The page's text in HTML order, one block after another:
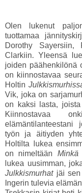
Olen lukenut
tuottamaa
Dorothy Sayersiin,
Clarkiin. Yleensä
joiden päähenkilönä
on kiinnostavaa
Holtin
Vik, joka on
on kaksi lasta,
Kiinnostavaa
elämäntilanteestani
työn ja äitiyden
Holtilta lukea
on nimeltään Minkä
lukea uusimman,
Julkkismurhatjäi sen
Ingerin tulevia